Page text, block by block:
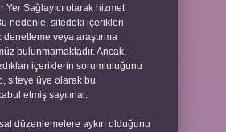
Yer Sağlayıcı olarak hizmet
nedenle, sitedeki içerikleri
denetleme veya araştırma
bulunmamaktadır. Ancak,
içeriklerin sorumluluğunu
siteye üye olarak bu
etmiş sayılırlar.
düzenlemelere aykırı olduğunu